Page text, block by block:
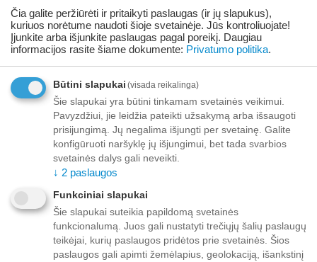
Prieinamumas: 102 vnt. tiekėjo sandėlyje
€438
: 06/08/2026
Minimalus kiekis prekei "BELCANDO BASELINE SU
VISTU 800GR - ŠUNIŲ KONSERVAI BE GRAUDŲ"
6.
Pridėti prie pageidavimų sąrašo
Pristatymas
Čia galite peržiūrėti ir pritaikyti paslaugas (ir jų slapukus),
kuriuos norėtume naudoti šioje svetainėje. Jūs kontroliuojate!
Įjunkite arba išjunkite paslaugas pagal poreikį. Daugiau
informacijos rasite šiame dokumente: Privatumo politika.
Būtini slapukai (visada reikalinga)
Šie slapukai yra būtini tinkamam svetainės veikimui.
Pavyzdžiui, jie leidžia pateikti užsakymą arba išsaugoti
prisijungimą. Jų negalima išjungti per svetainę. Galite
konfigūruoti naršyklę jų išjungimui, bet tada svarbios
svetainės dalys gali neveikti.
↓ 2 paslaugos
Funkciniai slapukai
Šie slapukai suteikia papildomą svetainės
funkcionalumą. Juos gali nustatyti trečiųjų šalių paslaugų
teikėjai, kurių paslaugos pridėtos prie svetainės. Šios
paslaugos gali apimti žemėlapius, geolokaciją, išankstinį